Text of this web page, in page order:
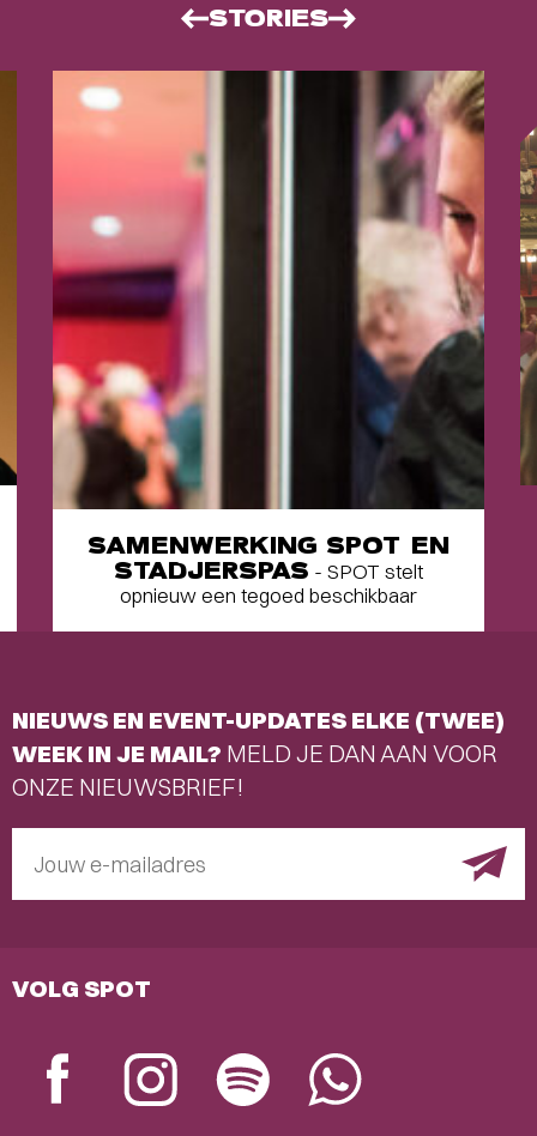
STORIES
SAMENWERKING SPOT EN
STADJERSPAS - SPOT stelt
opnieuw een tegoed beschikbaar
NIEUWS EN EVENT-UPDATES ELKE (TWEE)
WEEK IN JE MAIL? MELD JE DAN AAN VOOR
ONZE NIEUWSBRIEF!
Jouw e-mailadres
VOLG SPOT